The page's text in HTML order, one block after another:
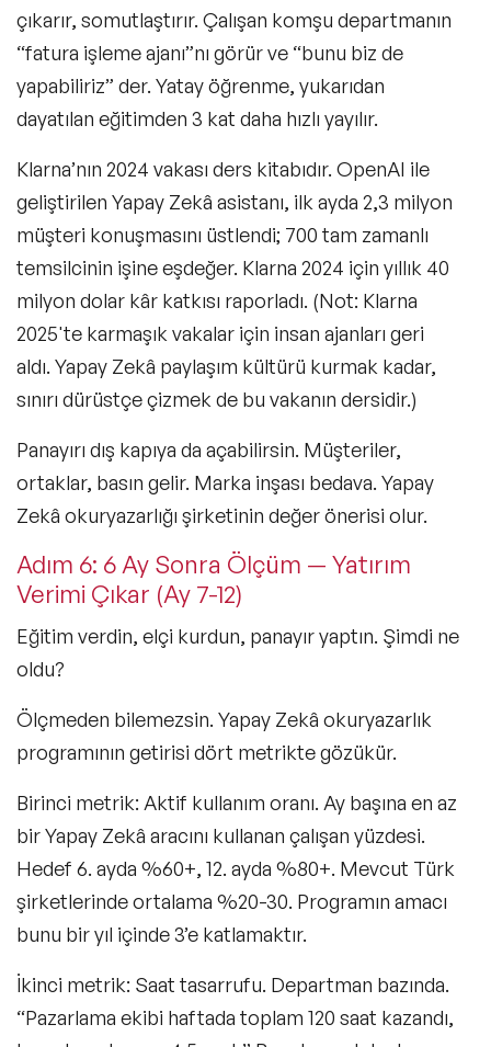
çıkarır, somutlaştırır. Çalışan komşu departmanın
“fatura işleme ajanı”nı görür ve “bunu biz de
yapabiliriz” der. Yatay öğrenme, yukarıdan
dayatılan eğitimden 3 kat daha hızlı yayılır.
Klarna’nın 2024 vakası ders kitabıdır. OpenAI ile
geliştirilen Yapay Zekâ asistanı, ilk ayda 2,3 milyon
müşteri konuşmasını üstlendi; 700 tam zamanlı
temsilcinin işine eşdeğer. Klarna 2024 için yıllık 40
milyon dolar kâr katkısı raporladı. (Not: Klarna
2025'te karmaşık vakalar için insan ajanları geri
aldı. Yapay Zekâ paylaşım kültürü kurmak kadar,
sınırı dürüstçe çizmek de bu vakanın dersidir.)
Panayırı dış kapıya da açabilirsin. Müşteriler,
ortaklar, basın gelir. Marka inşası bedava. Yapay
Zekâ okuryazarlığı şirketinin değer önerisi olur.
Adım 6: 6 Ay Sonra Ölçüm — Yatırım
Verimi Çıkar (Ay 7-12)
Eğitim verdin, elçi kurdun, panayır yaptın. Şimdi ne
oldu?
Ölçmeden bilemezsin. Yapay Zekâ okuryazarlık
programının getirisi dört metrikte gözükür.
Birinci metrik: Aktif kullanım oranı. Ay başına en az
bir Yapay Zekâ aracını kullanan çalışan yüzdesi.
Hedef 6. ayda %60+, 12. ayda %80+. Mevcut Türk
şirketlerinde ortalama %20-30. Programın amacı
bunu bir yıl içinde 3’e katlamaktır.
İkinci metrik: Saat tasarrufu. Departman bazında.
“Pazarlama ekibi haftada toplam 120 saat kazandı,